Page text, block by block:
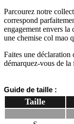
Parcourez notre
correspond
engagement envers la
une chemise col mao
Faites une déclaration
démarquez-vous de la
Guide de taille :
Taille